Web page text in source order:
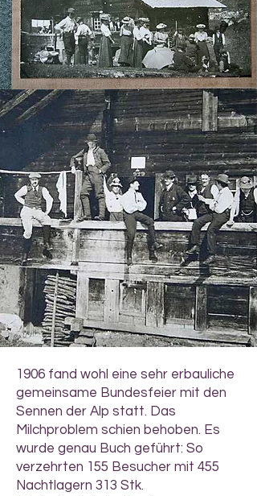
1906 fand wohl eine sehr erbauliche
gemeinsame Bundesfeier mit den
Sennen der Alp statt. Das
Milchproblem schien behoben. Es
wurde genau Buch geführt: So
verzehrten 155 Besucher mit 455
Nachtlagern 313 Stk.